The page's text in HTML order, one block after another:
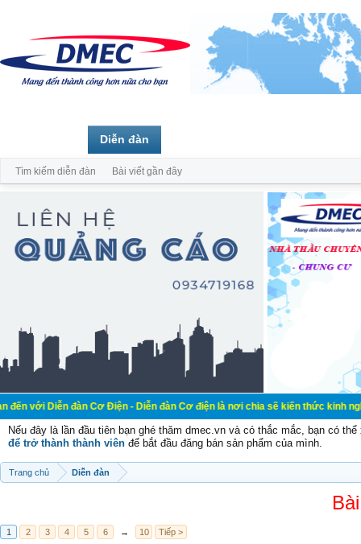
Diễn đàn Cơ Điện - Diễn đàn Cơ điện là nơi chia sẽ kiến thức kinh nghiệm
Nếu đây là lần đầu tiên bạn ghé thăm dmec.vn và có thắc mắc, bạn có
để trở thành thành viên để bắt đầu đăng bán sản phẩm của mình.
Trang chủ Diễn đàn
1 2 3 4 5 6 → 10 Tiếp >
Diễn đàn
Tìm kiếm diễn đàn Bài viết gần đây